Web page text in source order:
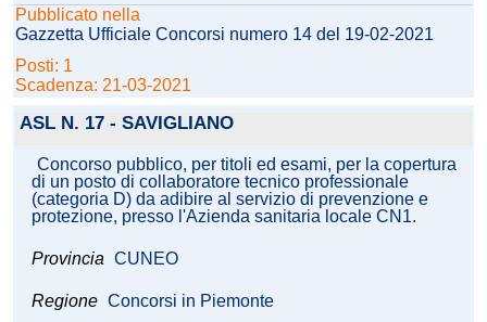
Pubblicato nella
Gazzetta Ufficiale Concorsi numero 14 del 19-02-2021
Posti: 1
Scadenza: 21-03-2021
ASL N. 17 - SAVIGLIANO
Concorso pubblico, per titoli ed esami, per la copertura
di un posto di collaboratore tecnico professionale
(categoria D) da adibire al servizio di prevenzione e
protezione, presso l'Azienda sanitaria locale CN1.
Provincia CUNEO
Regione Concorsi in Piemonte